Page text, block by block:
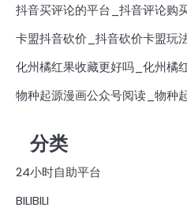
抖音买评论的平台_抖音评论购
卡盟抖音砍价_抖音砍价卡盟玩
化州橘红果收藏更好吗_化州橘
物种起源漫画公众号阅读_物种
分类
24小时自助平台
BILIBILI